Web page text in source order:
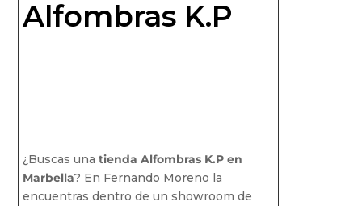
Alfombras K.P
¿Buscas una tienda Alfombras K.P en
Marbella? En Fernando Moreno la
encuentras dentro de un showroom de